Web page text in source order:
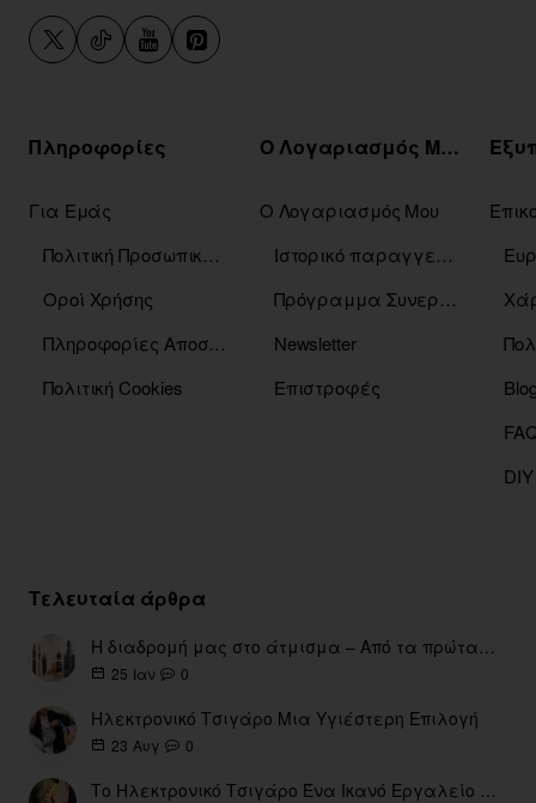
Πληροφορίες
Για Εμάς
Πολιτική Προσωπικών Δεδομένων
Οροί Χρήσης
Πληροφορίες Αποστόλης
Πολιτική Cookies
Ο Λογαριασμός Μου
Ο Λογαριασμός Μου
Ιστορικό παραγγελιών
Πρόγραμμα Συνεργατών
Newsletter
Επιστροφές
Τελευταία άρθρα
Η διαδρομή μας στο άτμισμα – Από τα πρώτα eGo έως τη σύγχρονη εποχή
25 Ιαν 0
Ηλεκτρονικό Τσιγάρο Μια Υγιέστερη Επιλογή
23 Αυγ 0
Το Ηλεκτρονικό Τσιγάρο Ένα Ικανό Εργαλείο για τη Διακοπή του Καπνίσματος